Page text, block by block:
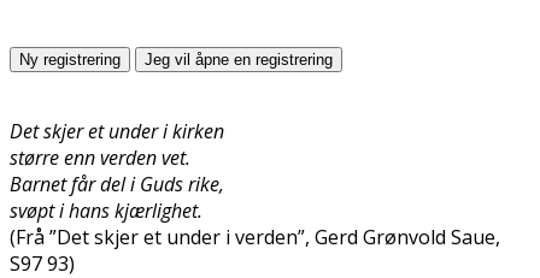
Det skjer et under i kirken
større enn verden vet.
Barnet får del i Guds rike,
svøpt i hans kjærlighet.
(Frå ”Det skjer et under i verden”, Gerd Grønvold Saue,
S97 93)